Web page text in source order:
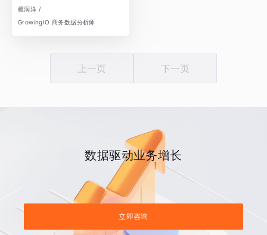
檀润洋 /
GrowingIO 商务数据分析师
上一页 下一页
数据驱动业务增长
立即咨询